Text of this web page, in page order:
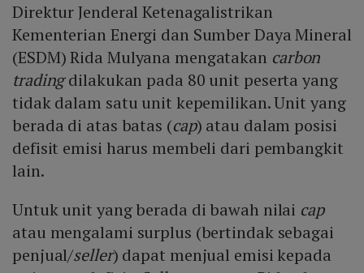
Direktur Jenderal Ketenagalistrikan
Kementerian Energi dan Sumber Daya Mineral
(ESDM) Rida Mulyana mengatakan carbon
tradingdilakukan pada 80 unit peserta yang
tidak dalam satu unit kepemilikan. Unit yang
berada di atas batas (cap) atau dalam posisi
defisit emisi harus membeli dari pembangkit
lain.
Untuk unit yang berada di bawah nilai cap
atau mengalami surplus (bertindak sebagai
penjual/seller) dapat menjual emisi kepada